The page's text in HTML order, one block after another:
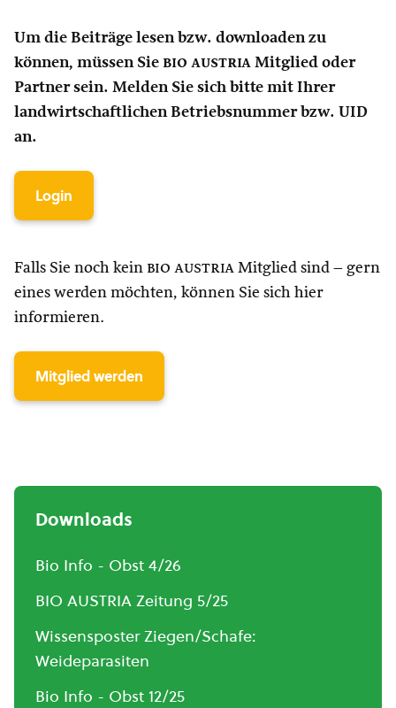
Um die Beiträge lesen bzw. downloaden zu
können, müssen Sie bio austria Mitglied oder
Partner sein. Melden Sie sich bitte mit Ihrer
landwirtschaftlichen Betriebsnummer bzw. UID
an.
Login
Falls Sie noch kein bio austria Mitglied sind – gern
eines werden möchten, können Sie sich hier
informieren.
Mitglied werden
Downloads
Bio Info - Obst 4/26
BIO AUSTRIA Zeitung 5/25
Wissensposter Ziegen/Schafe:
Weideparasiten
Bio Info - Obst 12/25